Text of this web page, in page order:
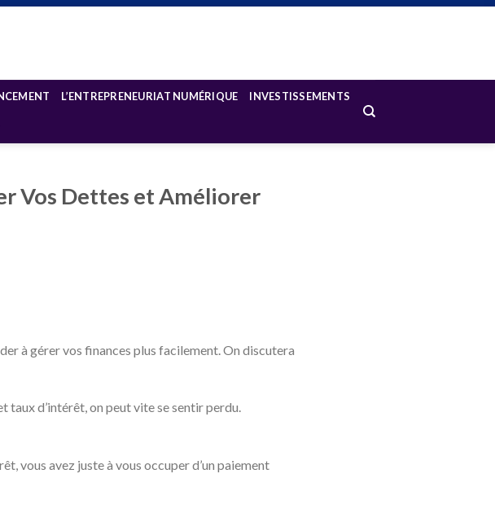
L’ENTREPRENEURIAT NUMÉRIQUE INVESTISSEMENTS
Vos Dettes et Améliorer
à gérer vos finances plus facilement. On discutera
d’intérêt, on peut vite se sentir perdu.
vous avez juste à vous occuper d’un paiement